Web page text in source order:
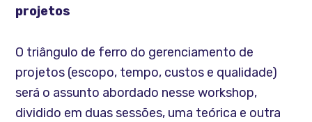
projetos
O triângulo de ferro do gerenciamento de
projetos (escopo, tempo, custos e qualidade)
será o assunto abordado nesse workshop,
dividido em duas sessões, uma teórica e outra